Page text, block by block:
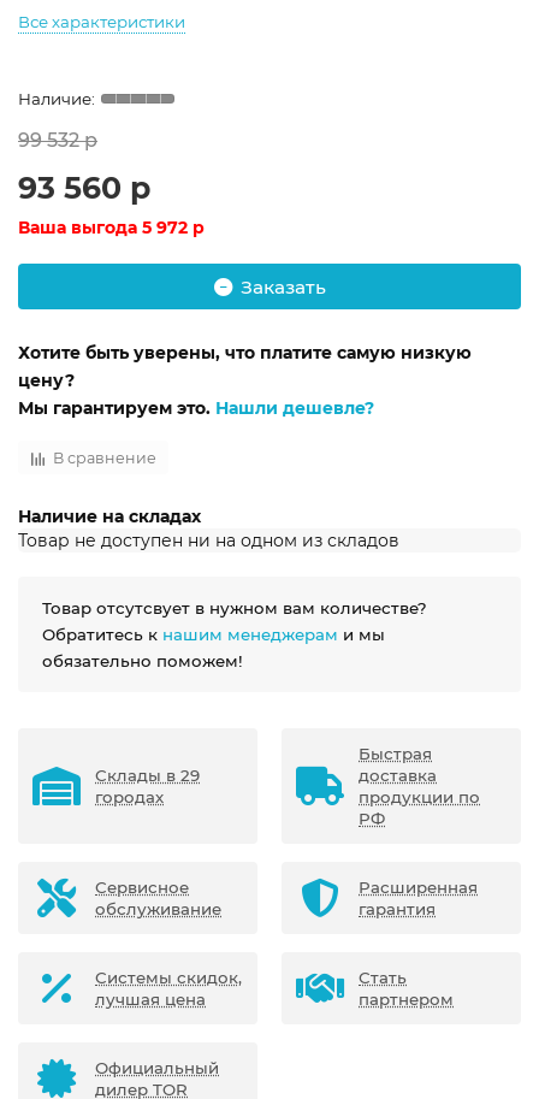
Все характеристики
99 532 р
93 560 р
Ваша выгода 5 972 р
Заказать
Хотите быть уверены, что платите самую низкую
цену?
Мы гарантируем это. Нашли дешевле?
В сравнение
Наличие на складах
Товар не доступен ни на одном из складов
Товар отсутсвует в нужном вам количестве?
Обратитесь к нашим менеджерам и мы
обязательно поможем!
Склады в 29
городах
Быстрая
доставка
продукции по
РФ
Сервисное
обслуживание
Расширенная
гарантия
Системы скидок,
лучшая цена
Стать
партнером
Официальный
дилер TOR